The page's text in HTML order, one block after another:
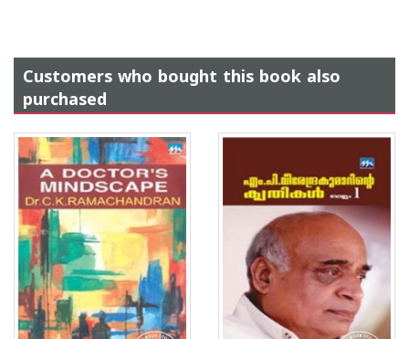
Customers who bought this book also
purchased